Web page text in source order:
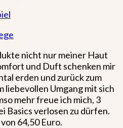
nicht nur meiner Haut
und Duft schenken mir
erden und zurück zum
Umgang mit sich
mehr freue ich mich, 3
Basics verlosen zu dürfen.
64,50 Euro.